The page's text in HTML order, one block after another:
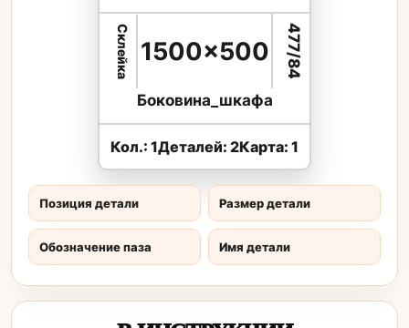
Склейка 1500×500 477/84
Боковина_шкафа
Кол.: 1Деталей: 2Карта: 1
Позиция детали Размер детали
Обозначение паза Имя детали